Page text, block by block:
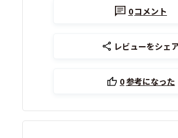
0コメント
レビューをシェ
0参考になった